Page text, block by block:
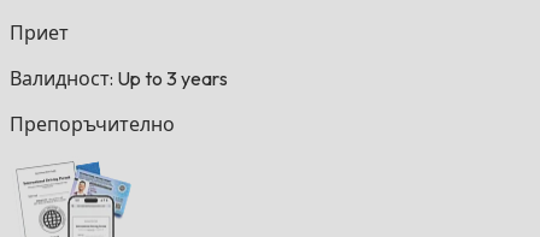
Приет
Валидност: Up to 3 years
Препоръчително